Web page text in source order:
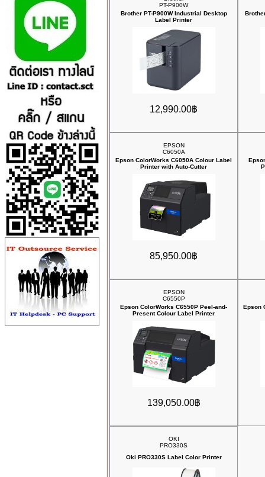
PT-P900W
Brother PT-P900W Industrial Desktop
Label Printer
12,990.00฿
EPSON
C6050A
Epson ColorWorks C6050A Colour Label
Printer with Auto-Cutter
85,950.00฿
EPSON
C6550P
Epson ColorWorks C6550P Peel-and-
Present Colour Label Printer
139,050.00฿
Epson
OKI
PRO330S
Oki PRO330S Label Color Printer